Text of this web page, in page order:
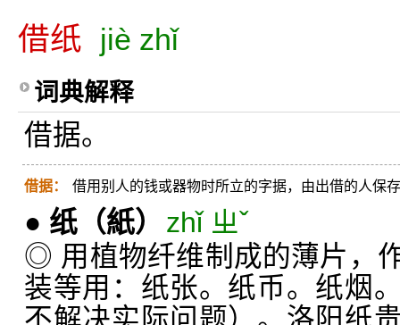
借纸 jiè zhǐ
词典解释
借据。
借据： 借用别人的钱或器物时所立的字据，由出借的人保
● 纸 （紙）
zhǐ ㄓˇ
◎ 用植物纤维制成的薄片，
装等用：纸张。纸币。纸烟